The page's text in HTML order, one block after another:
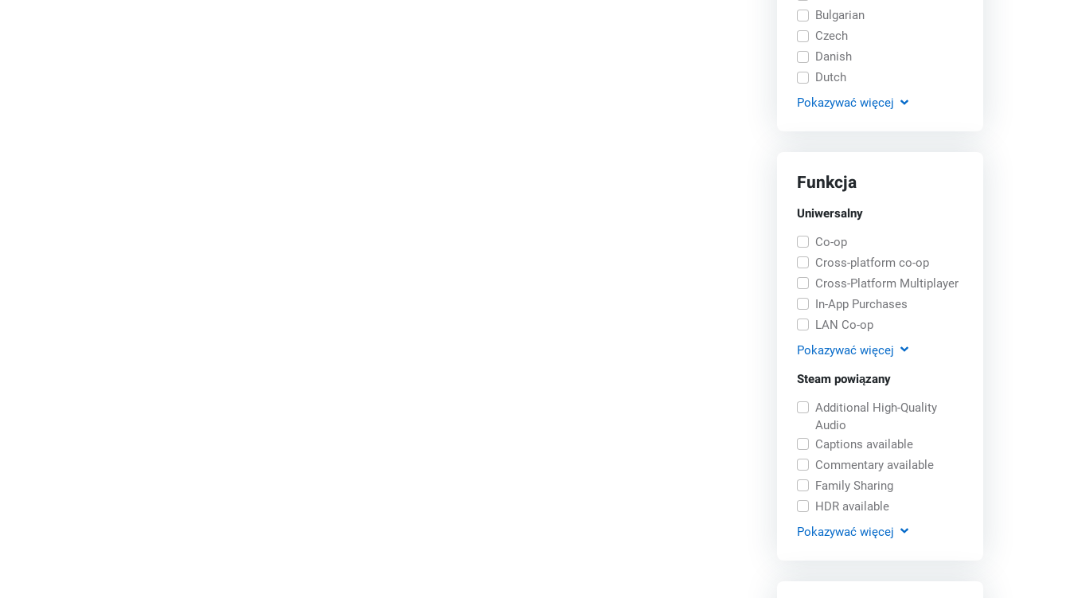
Bulgarian
Czech
Danish
Dutch
Pokazywać więcej
Funkcja
Uniwersalny
Co-op
Cross-platform co-op
Cross-Platform Multiplayer
In-App Purchases
LAN Co-op
Pokazywać więcej
Steam powiązany
Additional High-Quality
Audio
Captions available
Commentary available
Family Sharing
HDR available
Pokazywać więcej